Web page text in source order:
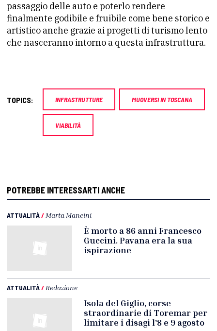
passaggio delle auto e poterlo rendere
finalmente godibile e fruibile come bene storico e
artistico anche grazie ai progetti di turismo lento
che nasceranno intorno a questa infrastruttura.
TOPICS: INFRASTRUTTURE MUOVERSI IN TOSCANA
VIABILITÀ
POTREBBE INTERESSARTI ANCHE
ATTUALITÀ/ Marta Mancini
È morto a 86 anni Francesco
Guccini. Pavana era la sua
ispirazione
ATTUALITÀ/ Redazione
Isola del Giglio, corse
straordinarie di Toremar per
limitare i disagi l'8 e 9 agosto